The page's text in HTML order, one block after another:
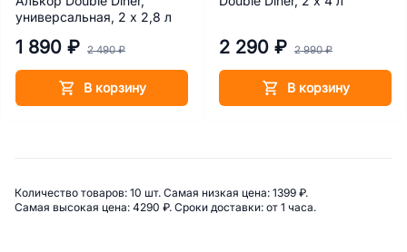
универсальная, 2 х 2,8 л
1 890 ₽ 2 490 ₽
В корзину
2 290 ₽ 2 990 ₽
В корзину
Сводная информация по
Количество товаров: 10 шт. Самая низкая цена: 1399 ₽.
Самая высокая цена: 4290 ₽. Сроки доставки: от 1 часа.